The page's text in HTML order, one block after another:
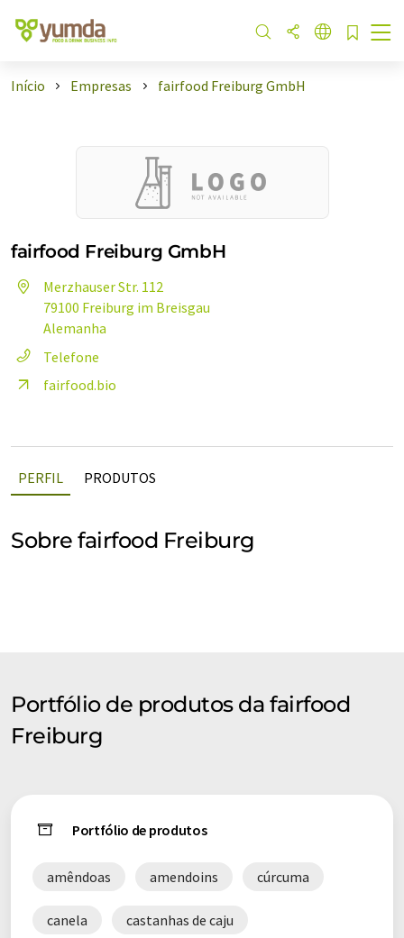
Início Empresas fairfood Freiburg GmbH
fairfood Freiburg GmbH
Merzhauser Str. 112
79100 Freiburg im Breisgau
Alemanha
Telefone
fairfood.bio
PERFIL PRODUTOS
Sobre fairfood Freiburg
Portfólio de produtos da fairfood
Freiburg
Portfólio de produtos
amêndoas amendoins cúrcuma
canela castanhas de caju